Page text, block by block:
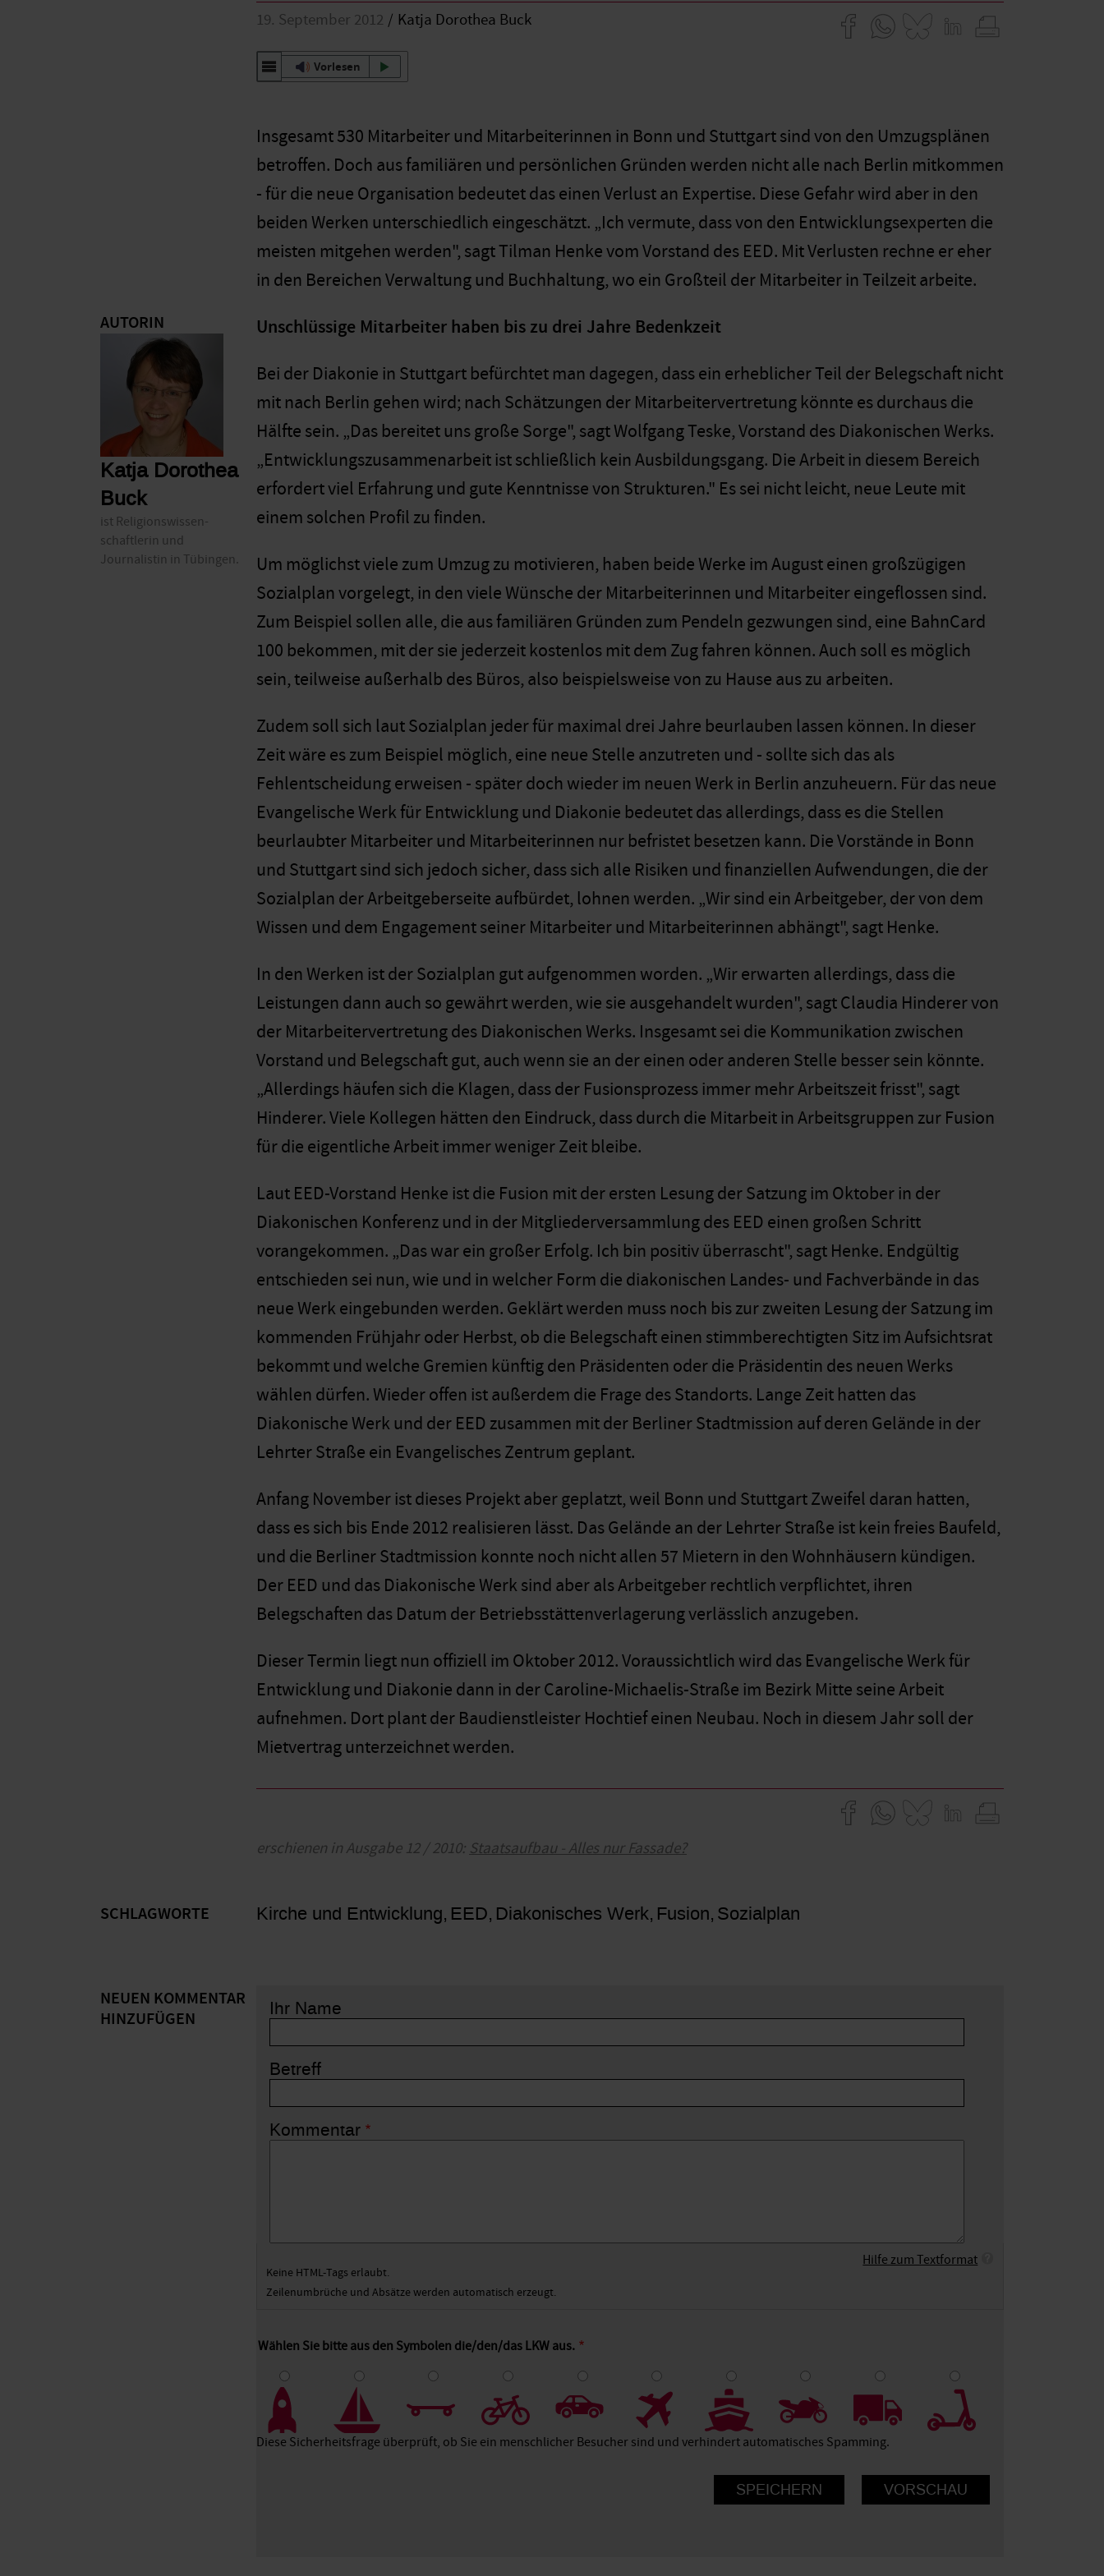
19. September 2012 Katja Dorothea Buck
Vorlesen
Insgesamt 530 Mitarbeiter und Mitarbeiterinnen in Bonn und Stuttgart sind von den Umzugsplänen
betroffen. Doch aus familiären und persönlichen Gründen werden nicht alle nach Berlin mitkommen
- für die neue Organisation bedeutet das einen Verlust an Expertise. Diese Gefahr wird aber in den
beiden Werken unterschiedlich eingeschätzt. „Ich vermute, dass von den Entwicklungsexperten die
meisten mitgehen werden", sagt Tilman Henke vom Vorstand des EED. Mit Verlusten rechne er eher
in den Bereichen Verwaltung und Buchhaltung, wo ein Großteil der Mitarbeiter in Teilzeit arbeite.
AUTORIN
Katja Dorothea
Buck
ist Religionswissen-
schaftlerin und
Journalistin in Tübingen.
Unschlüssige Mitarbeiter haben bis zu drei Jahre Bedenkzeit
Bei der Diakonie in Stuttgart befürchtet man dagegen, dass ein erheblicher Teil der Belegschaft nicht
mit nach Berlin gehen wird; nach Schätzungen der Mitarbeitervertretung könnte es durchaus die
Hälfte sein. „Das bereitet uns große Sorge", sagt Wolfgang Teske, Vorstand des Diakonischen Werks.
„Entwicklungszusammenarbeit ist schließlich kein Ausbildungsgang. Die Arbeit in diesem Bereich
erfordert viel Erfahrung und gute Kenntnisse von Strukturen." Es sei nicht leicht, neue Leute mit
einem solchen Profil zu finden.
Um möglichst viele zum Umzug zu motivieren, haben beide Werke im August einen großzügigen
Sozialplan vorgelegt, in den viele Wünsche der Mitarbeiterinnen und Mitarbeiter eingeflossen sind.
Zum Beispiel sollen alle, die aus familiären Gründen zum Pendeln gezwungen sind, eine BahnCard
100 bekommen, mit der sie jederzeit kostenlos mit dem Zug fahren können. Auch soll es möglich
sein, teilweise außerhalb des Büros, also beispielsweise von zu Hause aus zu arbeiten.
Zudem soll sich laut Sozialplan jeder für maximal drei Jahre beurlauben lassen können. In dieser
Zeit wäre es zum Beispiel möglich, eine neue Stelle anzutreten und - sollte sich das als
Fehlentscheidung erweisen - später doch wieder im neuen Werk in Berlin anzuheuern. Für das neue
Evangelische Werk für Entwicklung und Diakonie bedeutet das allerdings, dass es die Stellen
beurlaubter Mitarbeiter und Mitarbeiterinnen nur befristet besetzen kann. Die Vorstände in Bonn
und Stuttgart sind sich jedoch sicher, dass sich alle Risiken und finanziellen Aufwendungen, die der
Sozialplan der Arbeitgeberseite aufbürdet, lohnen werden. „Wir sind ein Arbeitgeber, der von dem
Wissen und dem Engagement seiner Mitarbeiter und Mitarbeiterinnen abhängt", sagt Henke.
In den Werken ist der Sozialplan gut aufgenommen worden. „Wir erwarten allerdings, dass die
Leistungen dann auch so gewährt werden, wie sie ausgehandelt wurden", sagt Claudia Hinderer von
der Mitarbeitervertretung des Diakonischen Werks. Insgesamt sei die Kommunikation zwischen
Vorstand und Belegschaft gut, auch wenn sie an der einen oder anderen Stelle besser sein könnte.
„Allerdings häufen sich die Klagen, dass der Fusionsprozess immer mehr Arbeitszeit frisst", sagt
Hinderer. Viele Kollegen hätten den Eindruck, dass durch die Mitarbeit in Arbeitsgruppen zur Fusion
für die eigentliche Arbeit immer weniger Zeit bleibe.
Laut EED-Vorstand Henke ist die Fusion mit der ersten Lesung der Satzung im Oktober in der
Diakonischen Konferenz und in der Mitgliederversammlung des EED einen großen Schritt
vorangekommen. „Das war ein großer Erfolg. Ich bin positiv überrascht", sagt Henke. Endgültig
entschieden sei nun, wie und in welcher Form die diakonischen Landes- und Fachverbände in das
neue Werk eingebunden werden. Geklärt werden muss noch bis zur zweiten Lesung der Satzung im
kommenden Frühjahr oder Herbst, ob die Belegschaft einen stimmberechtigten Sitz im Aufsichtsrat
bekommt und welche Gremien künftig den Präsidenten oder die Präsidentin des neuen Werks
wählen dürfen. Wieder offen ist außerdem die Frage des Standorts. Lange Zeit hatten das
Diakonische Werk und der EED zusammen mit der Berliner Stadtmission auf deren Gelände in der
Lehrter Straße ein Evangelisches Zentrum geplant.
Anfang November ist dieses Projekt aber geplatzt, weil Bonn und Stuttgart Zweifel daran hatten,
dass es sich bis Ende 2012 realisieren lässt. Das Gelände an der Lehrter Straße ist kein freies Baufeld,
und die Berliner Stadtmission konnte noch nicht allen 57 Mietern in den Wohnhäusern kündigen.
Der EED und das Diakonische Werk sind aber als Arbeitgeber rechtlich verpflichtet, ihren
Belegschaften das Datum der Betriebsstättenverlagerung verlässlich anzugeben.
Dieser Termin liegt nun offiziell im Oktober 2012. Voraussichtlich wird das Evangelische Werk für
Entwicklung und Diakonie dann in der Caroline-Michaelis-Straße im Bezirk Mitte seine Arbeit
aufnehmen. Dort plant der Baudienstleister Hochtief einen Neubau. Noch in diesem Jahr soll der
Mietvertrag unterzeichnet werden.
erschienen in Ausgabe 12 / 2010: Staatsaufbau - Alles nur Fassade?
SCHLAGWORTE Kirche und Entwicklung EED Diakonisches Werk Fusion Sozialplan
NEUEN KOMMENTAR
HINZUFÜGEN
Ihr Name
Betreff
Kommentar
Hilfe zum Textformat
Keine HTML-Tags erlaubt.
Zeilenumbrüche und Absätze werden automatisch erzeugt.
Wählen Sie bitte aus den Symbolen die/den/das LKW aus.
6 9 10
Diese Sicherheitsfrage überprüft, ob Sie ein menschlicher Besucher sind und verhindert automatisches Spamming.